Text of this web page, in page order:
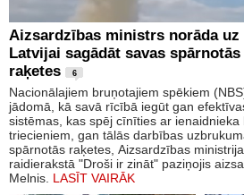
Aizsardzības ministrs norāda uz
Latvijai sagādāt savas
raķetes
6
Nacionālajiem bruņotajiem spēkiem
jādomā, kā savā rīcībā iegūt gan
sistēmas, kas spēj cīnīties ar ienaidnieka
triecieniem, gan tālās darbības
spārnotās raķetes, Aizsardzības
raidierakstā "Droši ir zināt" paziņojis
Melnis. LASĪT VAIRĀK